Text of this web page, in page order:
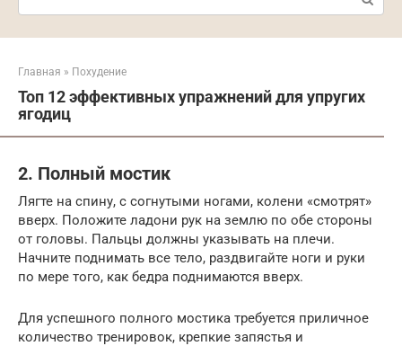
Главная » Похудение
Топ 12 эффективных упражнений для упругих
ягодиц
2. Полный мостик
Лягте на спину, с согнутыми ногами, колени «смотрят»
вверх. Положите ладони рук на землю по обе стороны
от головы. Пальцы должны указывать на плечи.
Начните поднимать все тело, раздвигайте ноги и руки
по мере того, как бедра поднимаются вверх.
Для успешного полного мостика требуется приличное
количество тренировок, крепкие запястья и